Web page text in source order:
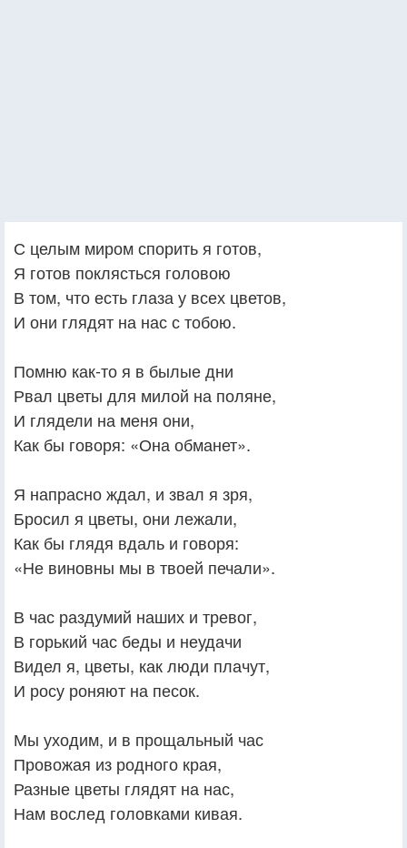
С целым миром спорить я готов,
Я готов поклясться головою
В том, что есть глаза у всех цветов,
И они глядят на нас с тобою.
Помню как-то я в былые дни
Рвал цветы для милой на поляне,
И глядели на меня они,
Как бы говоря: «Она обманет».
Я напрасно ждал, и звал я зря,
Бросил я цветы, они лежали,
Как бы глядя вдаль и говоря:
«Не виновны мы в твоей печали».
В час раздумий наших и тревог,
В горький час беды и неудачи
Видел я, цветы, как люди плачут,
И росу роняют на песок.
Мы уходим, и в прощальный час
Провожая из родного края,
Разные цветы глядят на нас,
Нам вослед головками кивая.